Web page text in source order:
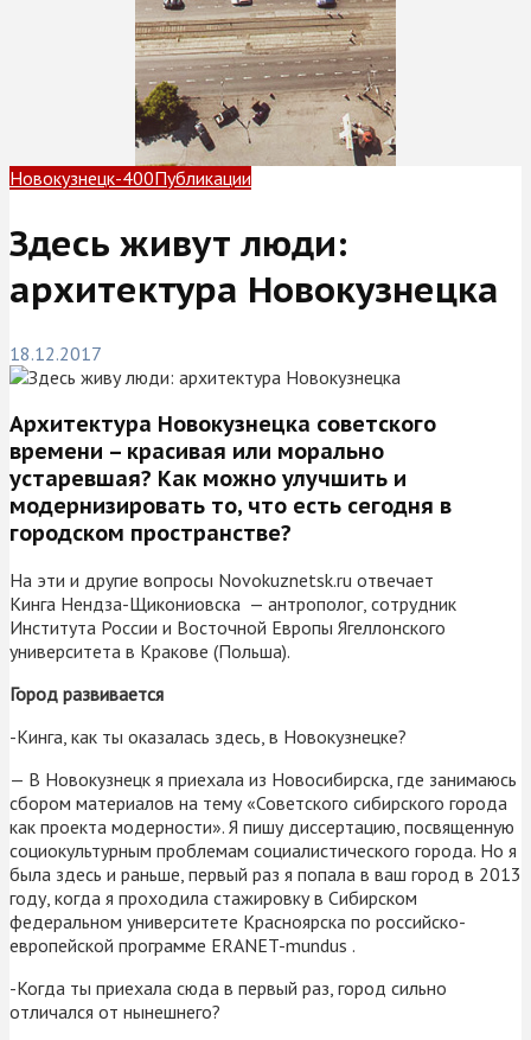
Новокузнецк-400Публикации
Здесь живут люди:
архитектура Новокузнецка
18.12.2017
Архитектура Новокузнецка советского
времени – красивая или морально
устаревшая? Как можно улучшить и
модернизировать то, что есть сегодня в
городском пространстве?
На эти и другие вопросы Novokuznetsk.ru отвечает
Кинга Нендза-Щикониовска — антрополог, сотрудник
Института России и Восточной Европы Ягеллонского
университета в Кракове (Польша).
Город развивается
-Кинга, как ты оказалась здесь, в Новокузнецке?
— В Новокузнецк я приехала из Новосибирска, где занимаюсь
сбором материалов на тему «Советского сибирского города
как проекта модерности». Я пишу диссертацию, посвященную
социокультурным проблемам социалистического города. Но я
была здесь и раньше, первый раз я попала в ваш город в 2013
году, когда я проходила стажировку в Сибирском
федеральном университете Красноярска по российско-
европейской программе ERANET-mundus .
-Когда ты приехала сюда в первый раз, город сильно
отличался от нынешнего?